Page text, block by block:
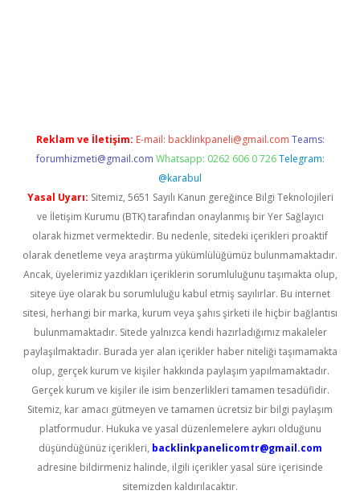
Reklam ve İletişim: E-mail: backlinkpaneli@gmail.com Teams:
forumhizmeti@gmail.com Whatsapp: 0262 606 0 726 Telegram:
@karabul
Yasal Uyarı: Sitemiz, 5651 Sayılı Kanun gereğince Bilgi Teknolojileri
ve İletişim Kurumu (BTK) tarafından onaylanmış bir Yer Sağlayıcı
olarak hizmet vermektedir. Bu nedenle, sitedeki içerikleri proaktif
olarak denetleme veya araştırma yükümlülüğümüz bulunmamaktadır.
Ancak, üyelerimiz yazdıkları içeriklerin sorumluluğunu taşımakta olup,
siteye üye olarak bu sorumluluğu kabul etmiş sayılırlar. Bu internet
sitesi, herhangi bir marka, kurum veya şahıs şirketi ile hiçbir bağlantısı
bulunmamaktadır. Sitede yalnızca kendi hazırladığımız makaleler
paylaşılmaktadır. Burada yer alan içerikler haber niteliği taşımamakta
olup, gerçek kurum ve kişiler hakkında paylaşım yapılmamaktadır.
Gerçek kurum ve kişiler ile isim benzerlikleri tamamen tesadüfidir.
Sitemiz, kar amacı gütmeyen ve tamamen ücretsiz bir bilgi paylaşım
platformudur. Hukuka ve yasal düzenlemelere aykırı olduğunu
düşündüğünüz içerikleri, backlinkpanelicomtr@gmail.com
adresine bildirmeniz halinde, ilgili içerikler yasal süre içerisinde
sitemizden kaldırılacaktır.